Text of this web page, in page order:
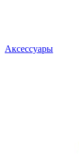
Аксессуары